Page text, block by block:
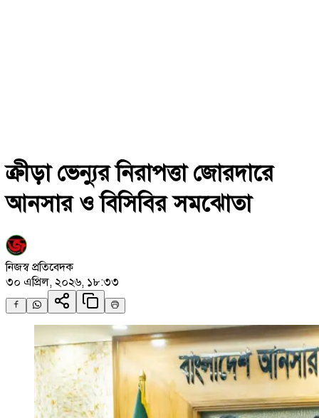
ক্রীড়া ভেন্যুর নিরাপত্তা জোরদারে
আনসার ও বিসিবির সমঝোতা
নিজস্ব প্রতিবেদক
৩০ এপ্রিল, ২০২৬, ১৮:৩৩